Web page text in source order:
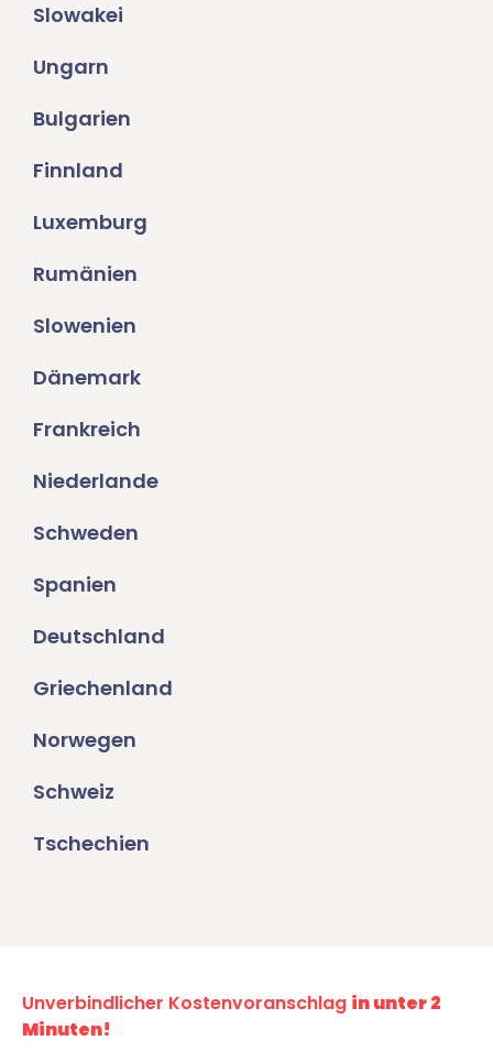
Slowakei
Ungarn
Bulgarien
Finnland
Luxemburg
Rumänien
Slowenien
Dänemark
Frankreich
Niederlande
Schweden
Spanien
Deutschland
Griechenland
Norwegen
Schweiz
Tschechien
Unverbindlicher Kostenvoranschlag in unter 2
Minuten!